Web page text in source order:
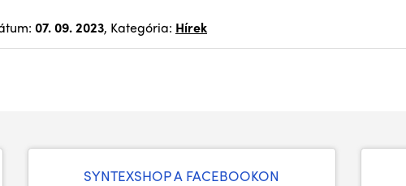
07. 09. 2023, Kategória: Hírek
SYNTEXSHOP A FACEBOOKON